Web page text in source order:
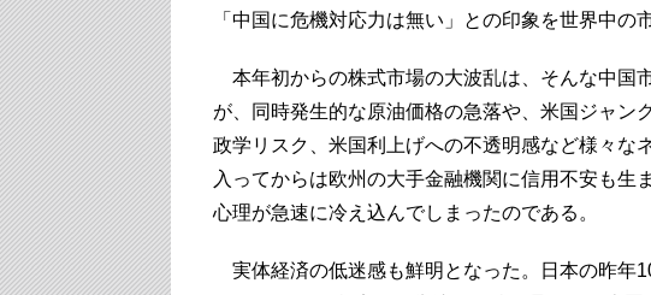
「中国に危機対応力は無い」との印象を世界中の
本年初からの株式市場の大波乱は、そんな中国
が、同時発生的な原油価格の急落や、米国ジャン
政学リスク、米国利上げへの不透明感など様々な
入ってからは欧州の大手金融機関に信用不安も生
心理が急速に冷え込んでしまったのである。
実体経済の低迷感も鮮明となった。日本の昨年